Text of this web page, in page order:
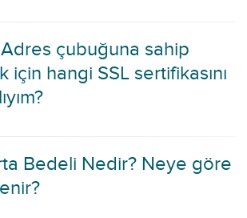
çubuğuna sahip
için hangi SSL sertifikasını
Bedeli Nedir? Neye göre